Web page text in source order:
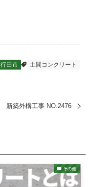
行田市 土間コンクリート
新築外構工事 NO.2476
その他